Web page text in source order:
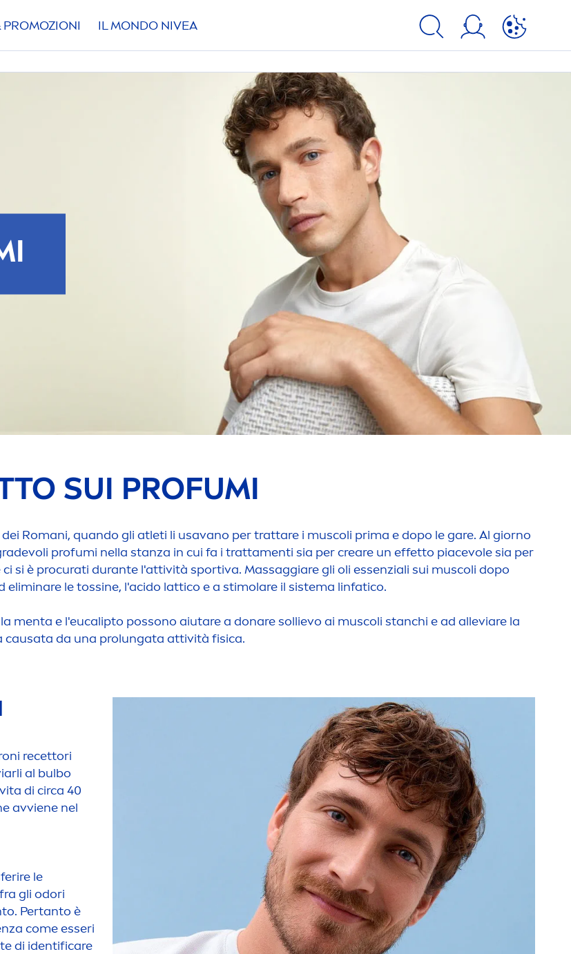
PROMOZIONI IL MONDO NIVEA
SUI PROFUMI
Romani, quando gli atleti li usavano per trattare i muscoli prima e dopo le gare. Al giorno
profumi nella stanza in cui fa i trattamenti sia per creare un effetto piacevole sia per
si è procurati durante l'attività sportiva. Massaggiare gli oli essenziali sui muscoli dopo
le tossine, l'acido lattico e a stimolare il sistema linfatico.
menta e l'eucalipto possono aiutare a donare sollievo ai muscoli stanchi e ad alleviare la
causata da una prolungata attività fisica.
recettori
al bulbo
di circa 40
avviene nel
le
gli odori
to. Pertanto è
come esseri
di identificare